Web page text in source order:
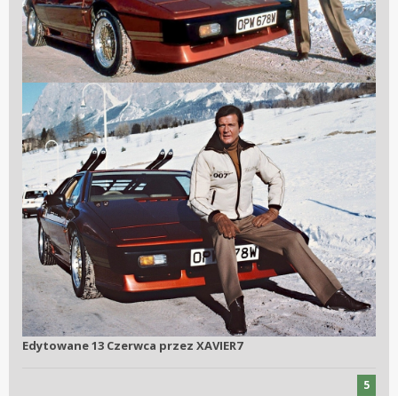
Edytowane13 Czerwca przez XAVIER7
5